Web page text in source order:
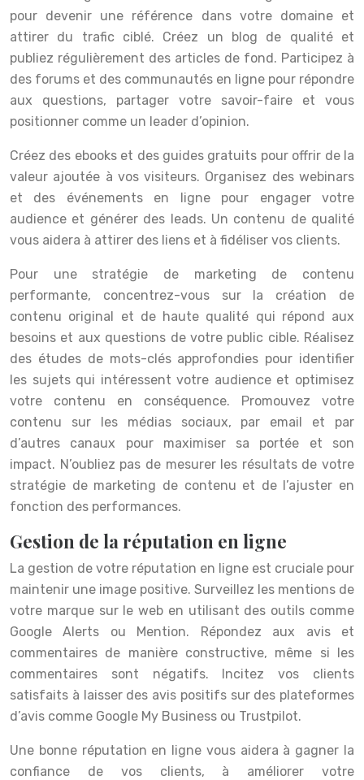
pour devenir une référence dans votre domaine et
attirer du trafic ciblé. Créez un blog de qualité et
publiez régulièrement des articles de fond. Participez à
des forums et des communautés en ligne pour répondre
aux questions, partager votre savoir-faire et vous
positionner comme un leader d’opinion.
Créez des ebooks et des guides gratuits pour offrir de la
valeur ajoutée à vos visiteurs. Organisez des webinars
et des événements en ligne pour engager votre
audience et générer des leads. Un contenu de qualité
vous aidera à attirer des liens et à fidéliser vos clients.
Pour une stratégie de marketing de contenu
performante, concentrez-vous sur la création de
contenu original et de haute qualité qui répond aux
besoins et aux questions de votre public cible. Réalisez
des études de mots-clés approfondies pour identifier
les sujets qui intéressent votre audience et optimisez
votre contenu en conséquence. Promouvez votre
contenu sur les médias sociaux, par email et par
d’autres canaux pour maximiser sa portée et son
impact. N’oubliez pas de mesurer les résultats de votre
stratégie de marketing de contenu et de l’ajuster en
fonction des performances.
Gestion de la réputation en ligne
La gestion de votre réputation en ligne est cruciale pour
maintenir une image positive. Surveillez les mentions de
votre marque sur le web en utilisant des outils comme
Google Alerts ou Mention. Répondez aux avis et
commentaires de manière constructive, même si les
commentaires sont négatifs. Incitez vos clients
satisfaits à laisser des avis positifs sur des plateformes
d’avis comme Google My Business ou Trustpilot.
Une bonne réputation en ligne vous aidera à gagner la
confiance de vos clients, à améliorer votre